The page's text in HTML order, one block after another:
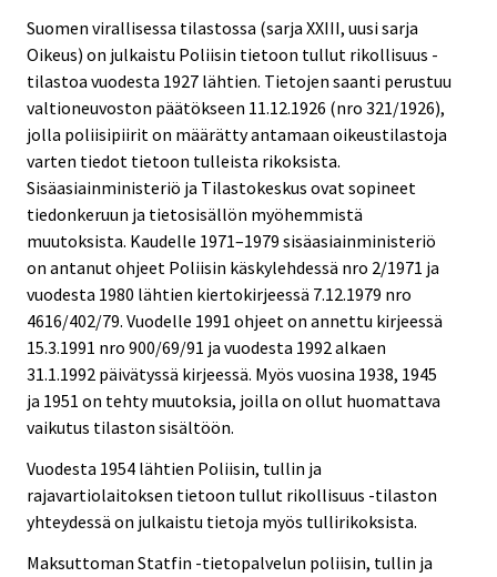
Suomen virallisessa tilastossa (sarja XXIII, uusi sarja
Oikeus) on julkaistu Poliisin tietoon tullut rikollisuus -
tilastoa vuodesta 1927 lähtien. Tietojen saanti perustuu
valtioneuvoston päätökseen 11.12.1926 (nro 321/1926),
jolla poliisipiirit on määrätty antamaan oikeustilastoja
varten tiedot tietoon tulleista rikoksista.
Sisäasiainministeriö ja Tilastokeskus ovat sopineet
tiedonkeruun ja tietosisällön myöhemmistä
muutoksista. Kaudelle 1971–1979 sisäasiainministeriö
on antanut ohjeet Poliisin käskylehdessä nro 2/1971 ja
vuodesta 1980 lähtien kiertokirjeessä 7.12.1979 nro
4616/402/79. Vuodelle 1991 ohjeet on annettu kirjeessä
15.3.1991 nro 900/69/91 ja vuodesta 1992 alkaen
31.1.1992 päivätyssä kirjeessä. Myös vuosina 1938, 1945
ja 1951 on tehty muutoksia, joilla on ollut huomattava
vaikutus tilaston sisältöön.
Vuodesta 1954 lähtien Poliisin, tullin ja
rajavartiolaitoksen tietoon tullut rikollisuus -tilaston
yhteydessä on julkaistu tietoja myös tullirikoksista.
Maksuttoman Statfin -tietopalvelun poliisin, tullin ja